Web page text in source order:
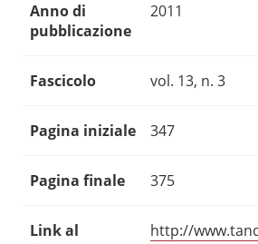
Anno di
pubblicazione
2011
Fascicolo vol. 13, n. 3
Pagina iniziale 347
Pagina finale 375
Link al
http://